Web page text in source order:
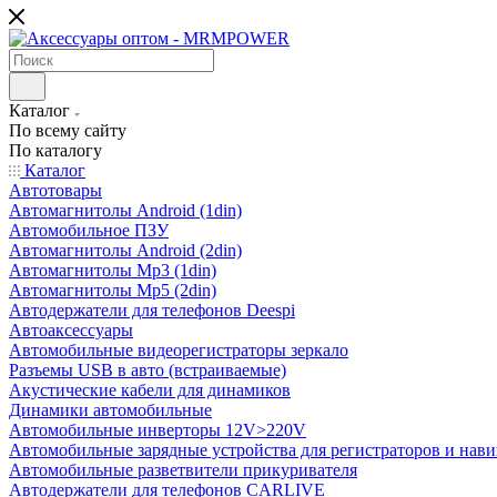
Каталог
По всему сайту
По каталогу
Каталог
Автотовары
Автомагнитолы Android (1din)
Автомобильное ПЗУ
Автомагнитолы Android (2din)
Автомагнитолы Mp3 (1din)
Автомагнитолы Mp5 (2din)
Автодержатели для телефонов Deespi
Автоаксессуары
Автомобильные видеорегистраторы зеркало
Разъемы USB в авто (встраиваемые)
Акустические кабели для динамиков
Динамики автомобильные
Автомобильные инверторы 12V>220V
Автомобильные зарядные устройства для регистраторов и
Автомобильные разветвители прикуривателя
Автодержатели для телефонов CARLIVE